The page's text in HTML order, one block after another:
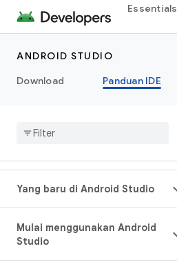
Essentials
ANDROID STUDIO
Download
Panduan IDE
Yang baru di Android Studio
Mulai menggunakan Android
Studio